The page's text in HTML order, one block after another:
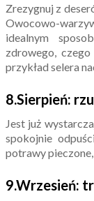
Zrezygnuj z
Owocowo-
idealnym
zdrowego,
przykład selera
8.Sierpień:
Jest już
spokojnie
potrawy
9.Wrzesień: